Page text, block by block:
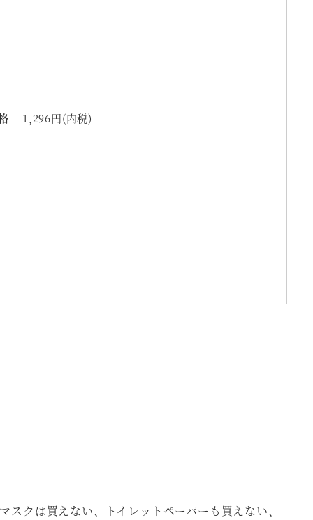
1,296円(内税)
クは買えない、トイレットペーパーも買えない、